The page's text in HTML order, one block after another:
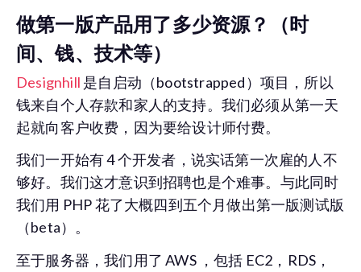
做第一版产品用了多少资源？（时
间、钱、技术等）
Designhill 是自启动（bootstrapped）项目，所以
钱来自个人存款和家人的支持。我们必须从第一天
起就向客户收费，因为要给设计师付费。
我们一开始有 4 个开发者，说实话第一次雇的人不
够好。我们这才意识到招聘也是个难事。与此同时
我们用 PHP 花了大概四到五个月做出第一版测试版
（beta）。
至于服务器，我们用了 AWS ，包括 EC2，RDS，